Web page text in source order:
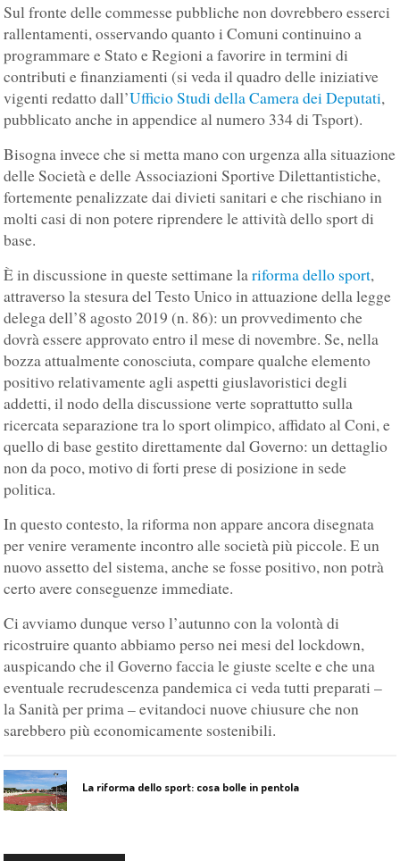
Sul fronte delle commesse pubbliche non dovrebbero esserci
rallentamenti, osservando quanto i Comuni continuino a
programmare e Stato e Regioni a favorire in termini di
contributi e finanziamenti (si veda il quadro delle iniziative
vigenti redatto dall’Ufficio Studi della Camera dei Deputati,
pubblicato anche in appendice al numero 334 di Tsport).
Bisogna invece che si metta mano con urgenza alla situazione
delle Società e delle Associazioni Sportive Dilettantistiche,
fortemente penalizzate dai divieti sanitari e che rischiano in
molti casi di non potere riprendere le attività dello sport di
base.
È in discussione in queste settimane lariforma dello sport,
attraverso la stesura del Testo Unico in attuazione della legge
delega dell’8 agosto 2019 (n. 86): un provvedimento che
dovrà essere approvato entro il mese di novembre. Se, nella
bozza attualmente conosciuta, compare qualche elemento
positivo relativamente agli aspetti giuslavoristici degli
addetti, il nodo della discussione verte soprattutto sulla
ricercata separazione tra lo sport olimpico, affidato al Coni, e
quello di base gestito direttamente dal Governo: un dettaglio
non da poco, motivo di forti prese di posizione in sede
politica.
In questo contesto, la riforma non appare ancora disegnata
per venire veramente incontro alle società più piccole. E un
nuovo assetto del sistema, anche se fosse positivo, non potrà
certo avere conseguenze immediate.
Ci avviamo dunque verso l’autunno con la volontà di
ricostruire quanto abbiamo perso nei mesi del lockdown,
auspicando che il Governo faccia le giuste scelte e che una
eventuale recrudescenza pandemica ci veda tutti preparati –
la Sanità per prima – evitandoci nuove chiusure che non
sarebbero più economicamente sostenibili.
La riforma dello sport: cosa bolle in pentola